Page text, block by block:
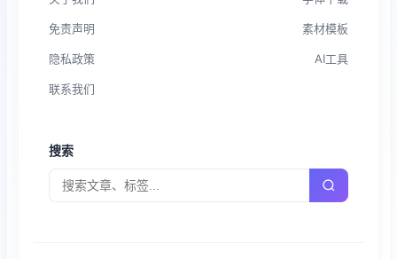
免责声明
隐私政策
联系我们
素材模板
AI工具
搜索